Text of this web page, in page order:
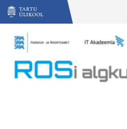
Liigu edasi põhisisu juurde